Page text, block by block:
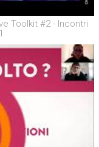
Toolkit #2 - Incontri